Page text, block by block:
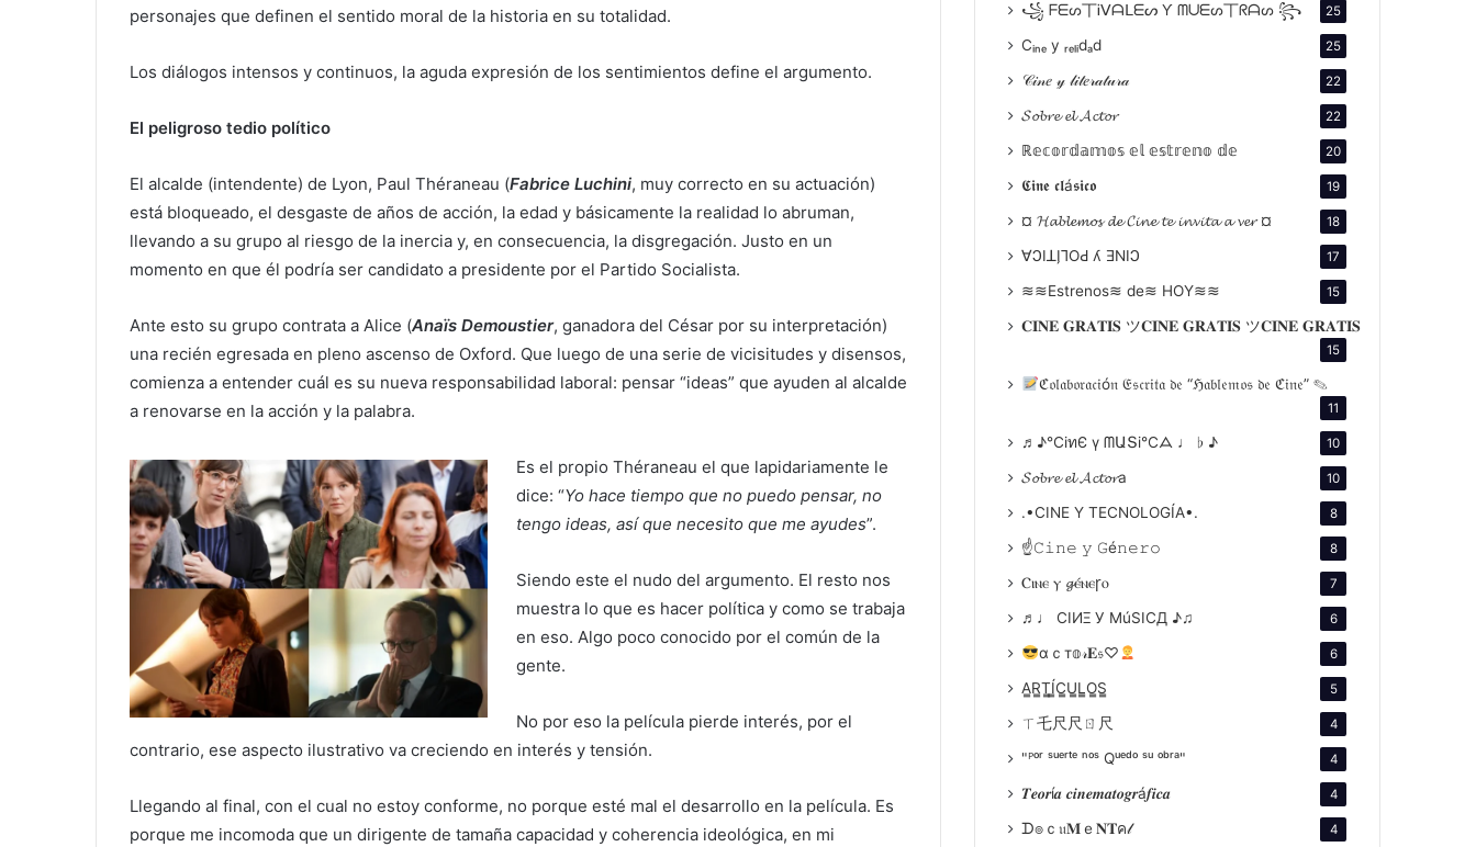
personajes que definen el sentido moral de la historia en su totalidad.
Los diálogos intensos y continuos, la aguda expresión de los sentimientos define el argumento.
El peligroso tedio político
El alcalde (intendente) de Lyon, Paul Théraneau (Fabrice Luchini, muy correcto en su actuación)
está bloqueado, el desgaste de años de acción, la edad y básicamente la realidad lo abruman,
llevando a su grupo al riesgo de la inercia y, en consecuencia, la disgregación. Justo en un
momento en que él podría ser candidato a presidente por el Partido Socialista.
Ante esto su grupo contrata a Alice (Anaïs Demoustier, ganadora del César por su interpretación)
una recién egresada en pleno ascenso de Oxford. Que luego de una serie de vicisitudes y disensos,
comienza a entender cuál es su nueva responsabilidad laboral: pensar “ideas” que ayuden al alcalde
a renovarse en la acción y la palabra.
Es el propio Théraneau el que lapidariamente le
dice: “Yo hace tiempo que no puedo pensar, no
tengo ideas, así que necesito que me ayudes”.
Siendo este el nudo del argumento. El resto nos
muestra lo que es hacer política y como se trabaja
en eso. Algo poco conocido por el común de la
gente.
No por eso la película pierde interés, por el
contrario, ese aspecto ilustrativo va creciendo en interés y tensión.
Llegando al final, con el cual no estoy conforme, no porque esté mal el desarrollo en la película. Es
porque me incomoda que un dirigente de tamaña capacidad y coherencia ideológica, en mi
꧁ ᖴᗴᔕ丅Ꭵᐯᗩᒪᗴᔕ Ƴ ᗰᑌᗴᔕ丅ᖇᗩᔕ ꧂ 25
Cᵢₙₑ y ᵣₑₗᵢdₐd 25
𝒞𝒾𝓃𝑒 𝓎 𝓁𝒾𝓉𝑒𝓇𝒶𝓉𝓊𝓇𝒶 22
𝓢𝓸𝓫𝓻𝓮 𝓮𝓵 𝓐𝓬𝓽𝓸𝓻 22
ℝ𝕖𝕔𝕠𝕣𝕕𝕒𝕞𝕠𝕤 𝕖𝕝 𝕖𝕤𝕥𝕣𝕖𝕟𝕠 𝕕𝕖 20
𝕮𝖎𝖓𝖊 𝖈𝖑á𝖘𝖎𝖈𝖔 19
¤ 𝓗𝓪𝓫𝓵𝓮𝓶𝓸𝓼 𝓭𝓮 𝓒𝓲𝓷𝓮 𝓽𝓮 𝓲𝓷𝓿𝓲𝓽𝓪 𝓪 𝓿𝓮𝓻 ¤ 18
∀ϽIꓕI̗⅂OԀ ʎ ƎNIϽ 17
≋≋Estrenos≋ de≋ HOY≋≋ 15
𝐂𝐈𝐍𝐄 𝐆𝐑𝐀𝐓𝐈𝐒 ツ𝐂𝐈𝐍𝐄 𝐆𝐑𝐀𝐓𝐈𝐒 ツ𝐂𝐈𝐍𝐄 𝐆𝐑𝐀𝐓𝐈𝐒
15
ℭ𝔬𝔩𝔞𝔟𝔬𝔯𝔞𝔠𝔦ó𝔫 𝔈𝔰𝔠𝔯𝔦𝔱𝔞 𝔡𝔢 “ℌ𝔞𝔟𝔩𝔢𝔪𝔬𝔰 𝔡𝔢 ℭ𝔦𝔫𝔢” ✎
11
♬♪℃іทЄ ү ᗰԱՏі℃ᗋ ♩ ♭ ♪ 10
𝓢𝓸𝓫𝓻𝓮 𝓮𝓵 𝓐𝓬𝓽𝓸𝓻a 10
.•CINE Y TECNOLOGÍA•. 8
☝𝙲𝚒𝚗𝚎 𝚢 𝙶é𝚗𝚎𝚛𝚘 8
Ⲥⲓⲛⲉ ⲩ 𝓰ⲉ́ⲛⲉꞅⲟ 7
♬♩ CIИΞ У MúSICД ♪♫ 6
αｃт𝕠𝓇𝐄𝔰♡ 6
A̳R̳T̳Í̳C̳U̳L̳O̳S̳ 5
ㄒ乇尺尺ㄖ尺 4
"ᴾᵒʳ ˢᵘᵉʳᵗᵉ ⁿᵒˢ Qᵘᵉᵈᵒ ˢᵘ ᵒᵇʳᵃ" 4
𝑻𝒆𝒐𝒓í𝒂 𝒄𝒊𝒏𝒆𝒎𝒂𝒕𝒐𝒈𝒓á𝒇𝒊𝒄𝒂 4
ᗪ๏ｃ𝔲𝐌ｅ𝐍𝐓ค𝓁 4